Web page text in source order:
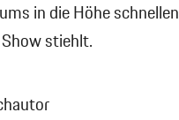
in die Höhe schnellen
stiehlt.